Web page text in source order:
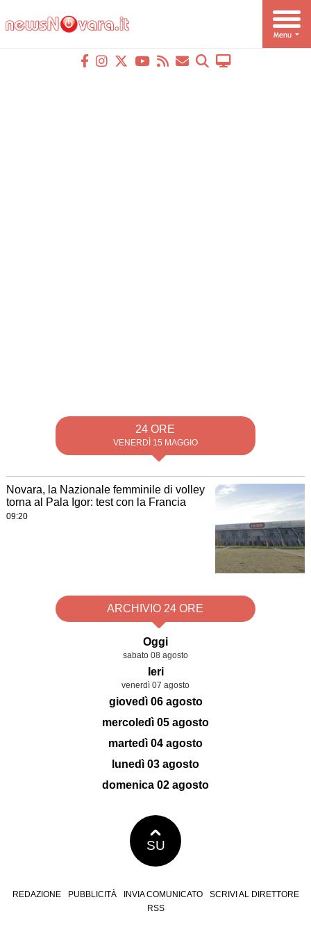
24 ORE
VENERDÌ 15 MAGGIO
Novara, la Nazionale femminile di volley
torna al Pala Igor: test con la Francia
09:20
ARCHIVIO 24 ORE
Oggi
sabato 08 agosto
Ieri
venerdì 07 agosto
giovedì 06 agosto
mercoledì 05 agosto
martedì 04 agosto
lunedì 03 agosto
domenica 02 agosto
SU
REDAZIONE PUBBLICITÀ INVIA COMUNICATO
SCRIVI AL DIRETTORE
RSS